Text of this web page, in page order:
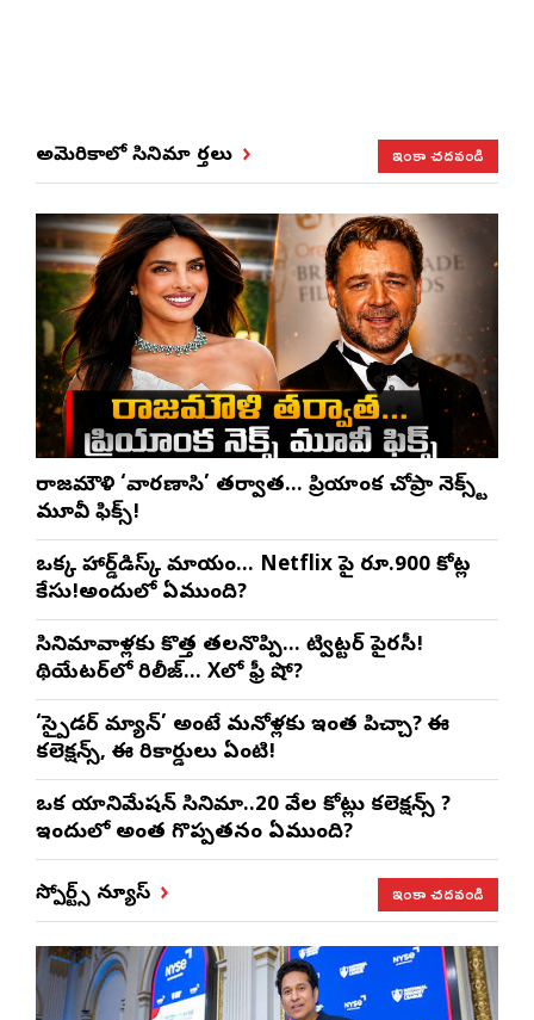
అమెరికాలో సినిమా వార్తలు ఇంకా చదవండి
రాజమౌళి ‘వారణాసి’ తర్వాత… ప్రియాంక చోప్రా నెక్స్ట్
మూవీ ఫిక్స్!
ఒక్క హార్డ్‌డిస్క్ మాయం… Netflix పై రూ.900 కోట్ల
కేసు!అందులో ఏముంది?
సినిమావాళ్లకు కొత్త తలనొప్పి… ట్విట్టర్ పైరసీ!
థియేటర్‌లో రిలీజ్… Xలో ఫ్రీ షో?
‘స్పైడర్ మ్యాన్’ అంటే మనోళ్లకు ఇంత పిచ్చా? ఈ
కలెక్షన్స్, ఈ రికార్డులు ఏంటి!
ఒక యానిమేషన్ సినిమా..20 వేల కోట్లు కలెక్షన్స్ ?
ఇందులో అంత గొప్పతనం ఏముంది?
స్పోర్ట్స్ న్యూస్ ఇంకా చదవండి